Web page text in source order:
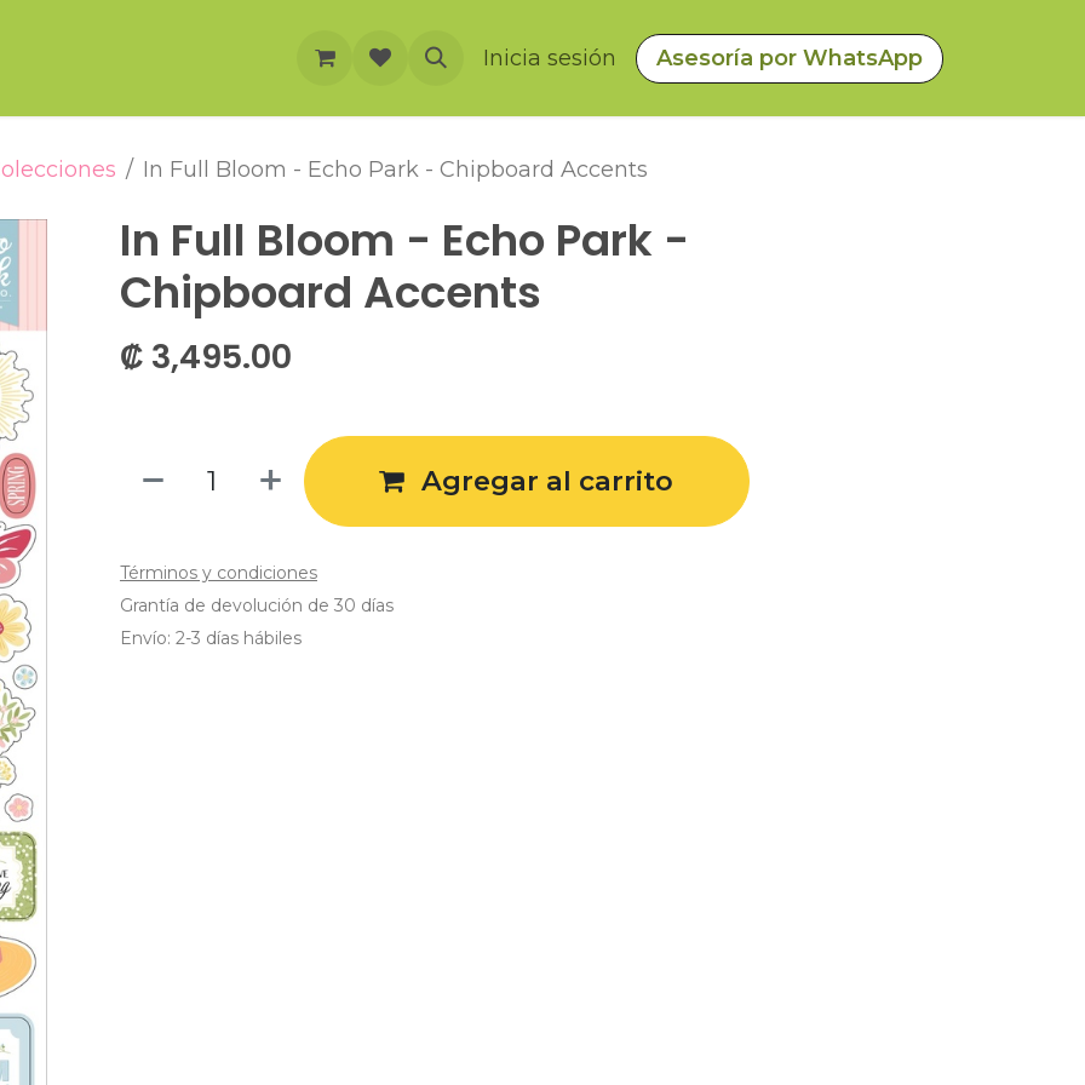
Eventos Inicia sesión Asesoría por WhatsApp
In Full Bloom - Echo Park - Chipboard Accents
In Full Bloom - Echo Park -
Chipboard Accents
₡ 3,495.00
Agregar al carrito
Términos y condiciones
Grantía de devolución de 30 días
Envío: 2-3 días hábiles